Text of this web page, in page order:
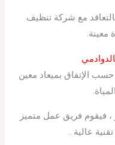
مع شركة تنظيف
معينة.
الإتفاق بميعاد معين
فيقوم فريق عمل متميز
عالية .